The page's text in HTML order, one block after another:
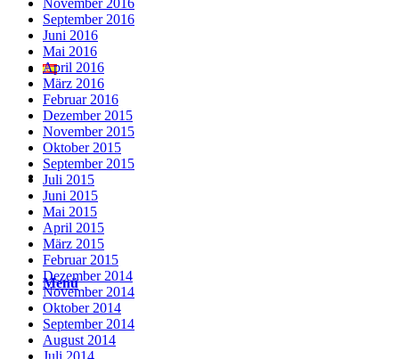
Suche
MenüMenü
November 2016
September 2016
Juni 2016
Mai 2016
April 2016
März 2016
Februar 2016
Dezember 2015
November 2015
Oktober 2015
September 2015
Juli 2015
Juni 2015
Mai 2015
April 2015
März 2015
Februar 2015
Dezember 2014
November 2014
Oktober 2014
September 2014
August 2014